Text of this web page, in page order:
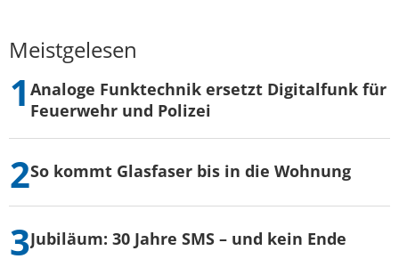
Meistgelesen
Analoge Funktechnik ersetzt Digitalfunk für
Feuerwehr und Polizei
So kommt Glasfaser bis in die Wohnung
Jubiläum: 30 Jahre SMS – und kein Ende